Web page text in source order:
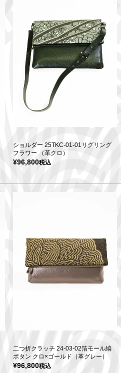
ショルダー 25TKC-01-01リグリング
フラワー （革クロ）
¥96,800税込
二つ折クラッチ 24-03-02箔モール縞
ボタン クロ×ゴールド（革グレー）
¥96,800税込